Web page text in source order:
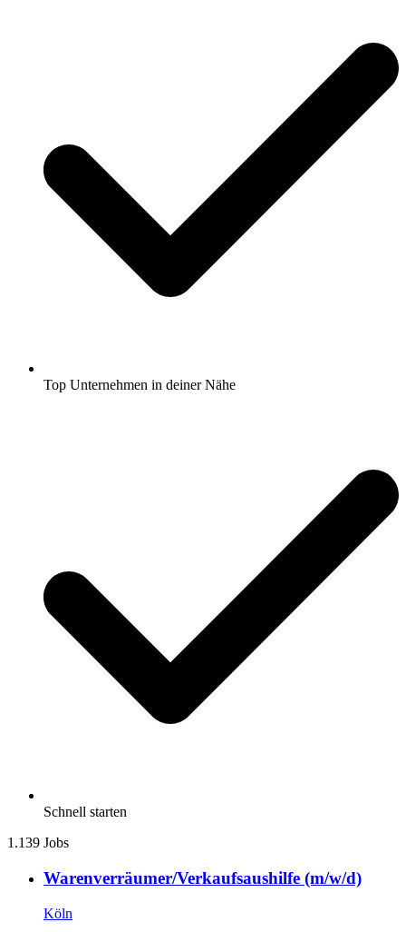
Top Unternehmen in deiner Nähe
Schnell starten
1.139 Jobs
Warenverräumer/Verkaufsaushilfe (m/w/d)
Köln